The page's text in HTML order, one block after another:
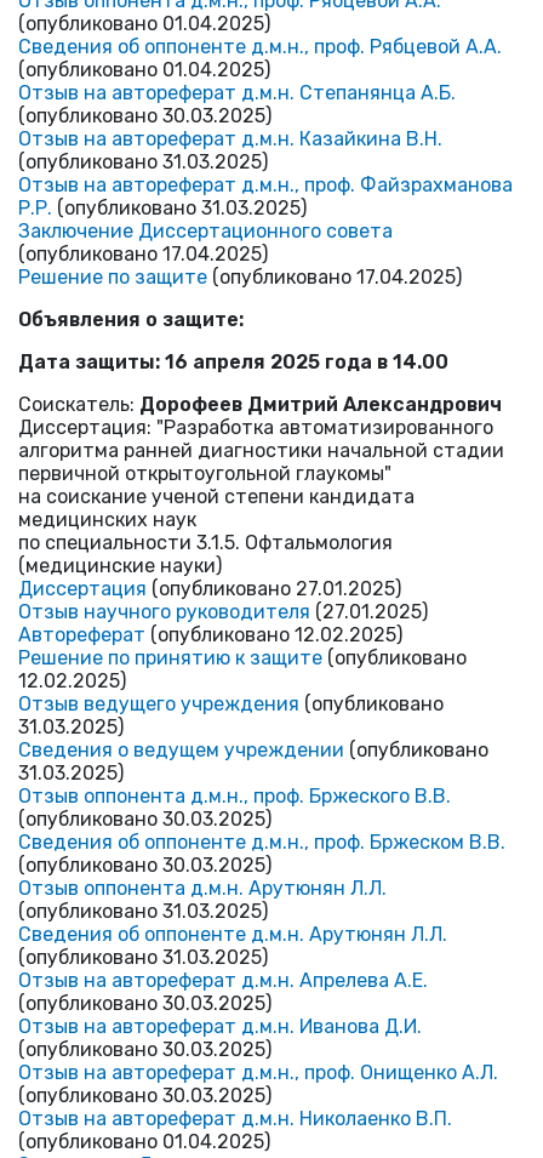
(опубликовано 01.04.2025)
Сведения об оппоненте д.м.н., проф. Рябцевой А.А.
(опубликовано 01.04.2025)
Отзыв на автореферат д.м.н. Степанянца А.Б.
(опубликовано 30.03.2025)
Отзыв на автореферат д.м.н. Казайкина В.Н.
(опубликовано 31.03.2025)
Отзыв на автореферат д.м.н., проф. Файзрахманова
Р.Р. (опубликовано 31.03.2025)
Заключение Диссертационного совета
(опубликовано 17.04.2025)
Решение по защите (опубликовано 17.04.2025)
Объявления о защите:
Дата защиты: 16 апреля 2025 года в 14.00
Соискатель: Дорофеев Дмитрий Александрович
Диссертация: "Разработка автоматизированного
алгоритма ранней диагностики начальной стадии
первичной открытоугольной глаукомы"
на соискание ученой степени кандидата
медицинских наук
по специальности 3.1.5. Офтальмология
(медицинские науки)
Диссертация (опубликовано 27.01.2025)
Отзыв научного руководителя (27.01.2025)
Автореферат (опубликовано 12.02.2025)
Решение по принятию к защите (опубликовано
12.02.2025)
Отзыв ведущего учреждения (опубликовано
31.03.2025)
Сведения о ведущем учреждении (опубликовано
31.03.2025)
Отзыв оппонента д.м.н., проф. Бржеского В.В.
(опубликовано 30.03.2025)
Сведения об оппоненте д.м.н., проф. Бржеском В.В.
(опубликовано 30.03.2025)
Отзыв оппонента д.м.н. Арутюнян Л.Л.
(опубликовано 31.03.2025)
Сведения об оппоненте д.м.н. Арутюнян Л.Л.
(опубликовано 31.03.2025)
Отзыв на автореферат д.м.н. Апрелева А.Е.
(опубликовано 30.03.2025)
Отзыв на автореферат д.м.н. Иванова Д.И.
(опубликовано 30.03.2025)
Отзыв на автореферат д.м.н., проф. Онищенко А.Л.
(опубликовано 30.03.2025)
Отзыв на автореферат д.м.н. Николаенко В.П.
(опубликовано 01.04.2025)